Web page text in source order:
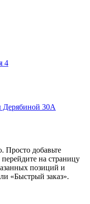
4
30А
Просто добавьте
на страницу
позиций и
«Быстрый заказ».